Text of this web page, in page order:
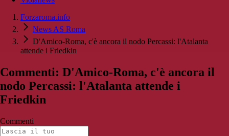
Forzaroma.info
News AS Roma
D'Amico-Roma, c'è ancora il nodo Percassi: l'Atalanta
attende i Friedkin
Commenti: D'Amico-Roma, c'è ancora il
nodo Percassi: l'Atalanta attende i
Friedkin
Commenti